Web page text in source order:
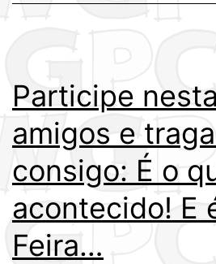
Participe
amigos e
consigo: É o
acontecido! E
Feira…